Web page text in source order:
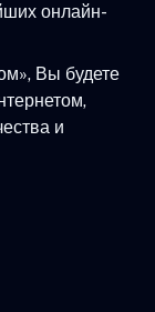
онлайн-
Вы будете
и